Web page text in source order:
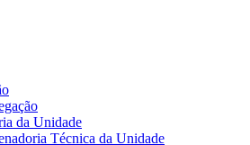
da Unidade
Técnica da Unidade